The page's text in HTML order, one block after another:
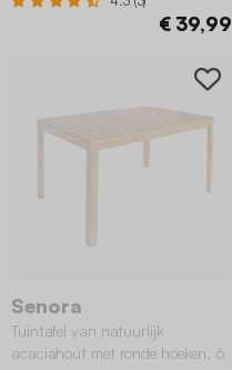
€ 39,99
Senora
Tuintafel van natuurlijk
acaciahout met ronde hoeken, 6